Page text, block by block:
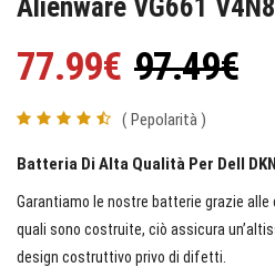
Alienware VG661
77.99€ 97.49€
( Pepolarità )
Batteria Di Alta Qualità Per Dell
Garantiamo le nostre batterie grazie
quali sono costruite, ciò assicura
design costruttivo privo di difetti.